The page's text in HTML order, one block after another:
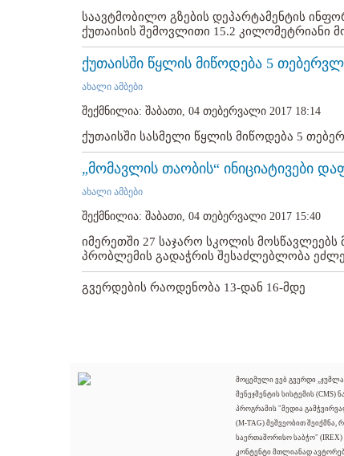
საავტმობილო გზების დეპარტამენტის
ქუთაისის შემოვლითი 15.2 კილომეტრიანი
ქუთაისში წყლის მიწოდება 5
ახალი ამბები
შექმნილია: შაბათი, 04 თებერვალი 2017 18:14
ქუთაისში სასმელი წყლის მიწოდება 5
„მომავლის თაობის“ ინიციატივები
ახალი ამბები
შექმნილია: შაბათი, 04 თებერვალი 2017 15:40
იმერეთში 27 საჯარო სკოლის
პრობლემის გადაჭრის შესაძლებლობა
გვერდების რაოდენობა 13-დან 16-მდე
მოცემული ვებ გვერდი
მენეჯმენტის სისტემის
პროგრამის "მედია
(M-TAG) მეშვეობით
საერთაშორისო საბჭო"
კონტენტი მთლიანად